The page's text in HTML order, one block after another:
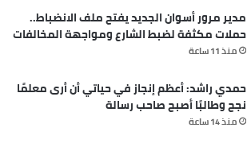
مدير مرور أسوان الجديد يفتح ملف الانضباط..
حملات مكثفة لضبط الشارع ومواجهة المخالفات
منذ 11 ساعة
حمدي راشد: أعظم إنجاز في حياتي أن أرى معلمًا
نجح وطالبًا أصبح صاحب رسالة
منذ 14 ساعة